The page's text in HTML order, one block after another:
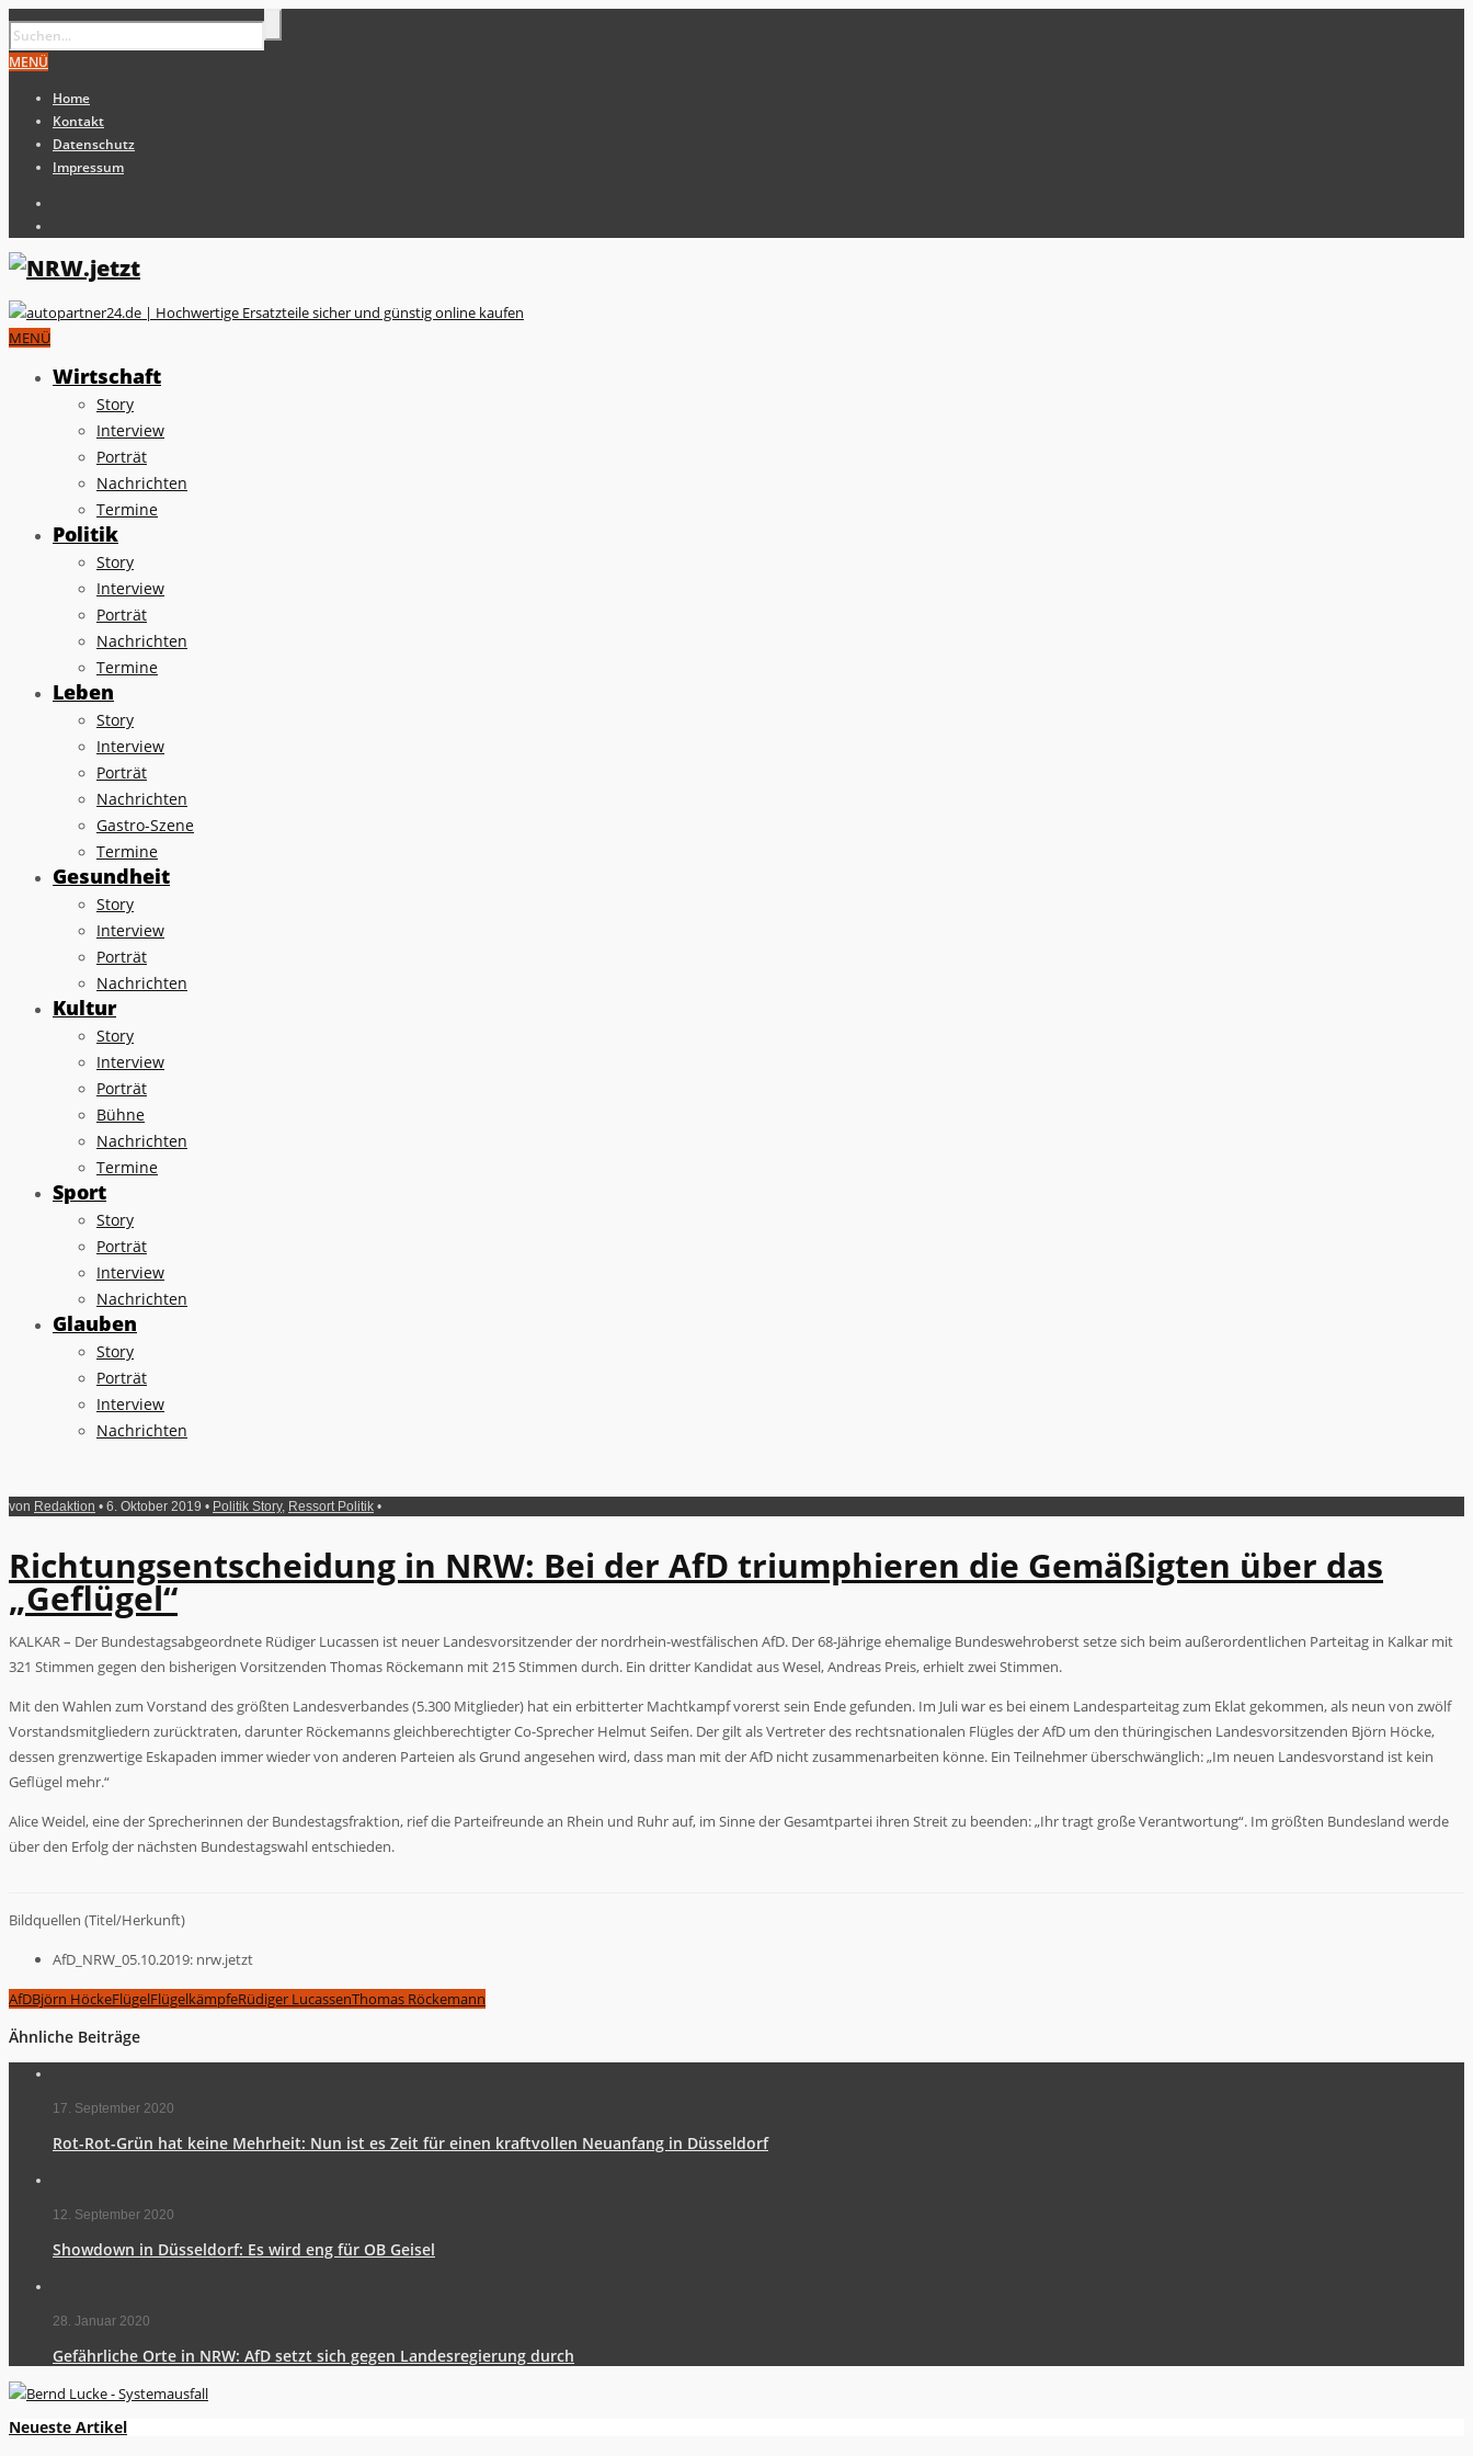
MENÜ
Home
Kontakt
Datenschutz
Impressum
MENÜ
Wirtschaft
Story
Interview
Porträt
Nachrichten
Termine
Politik
Story
Interview
Porträt
Nachrichten
Termine
Leben
Story
Interview
Porträt
Nachrichten
Gastro-Szene
Termine
Gesundheit
Story
Interview
Porträt
Nachrichten
Kultur
Story
Interview
Porträt
Bühne
Nachrichten
Termine
Sport
Story
Porträt
Interview
Nachrichten
Glauben
Story
Porträt
Interview
Nachrichten
von Redaktion • 6. Oktober 2019 • Politik Story, Ressort Politik •
Richtungsentscheidung in NRW: Bei der AfD triumphieren die Gemäßigten über das
„Geflügel“
KALKAR – Der Bundestagsabgeordnete Rüdiger Lucassen ist neuer Landesvorsitzender der nordrhein-westfälischen AfD. Der 68-Jährige ehemalige Bundeswehroberst setze sich beim außerordentlichen Parteitag in Kalkar mit
321 Stimmen gegen den bisherigen Vorsitzenden Thomas Röckemann mit 215 Stimmen durch. Ein dritter Kandidat aus Wesel, Andreas Preis, erhielt zwei Stimmen.
Mit den Wahlen zum Vorstand des größten Landesverbandes (5.300 Mitglieder) hat ein erbitterter Machtkampf vorerst sein Ende gefunden. Im Juli war es bei einem Landesparteitag zum Eklat gekommen, als neun von zwölf
Vorstandsmitgliedern zurücktraten, darunter Röckemanns gleichberechtigter Co-Sprecher Helmut Seifen. Der gilt als Vertreter des rechtsnationalen Flügles der AfD um den thüringischen Landesvorsitzenden Björn Höcke,
dessen grenzwertige Eskapaden immer wieder von anderen Parteien als Grund angesehen wird, dass man mit der AfD nicht zusammenarbeiten könne. Ein Teilnehmer überschwänglich: „Im neuen Landesvorstand ist kein
Geflügel mehr.“
Alice Weidel, eine der Sprecherinnen der Bundestagsfraktion, rief die Parteifreunde an Rhein und Ruhr auf, im Sinne der Gesamtpartei ihren Streit zu beenden: „Ihr tragt große Verantwortung“. Im größten Bundesland werde
über den Erfolg der nächsten Bundestagswahl entschieden.
Bildquellen (Titel/Herkunft)
AfD_NRW_05.10.2019: nrw.jetzt
AfDBjörn HöckeFlügelFlügelkämpfeRüdiger LucassenThomas Röckemann
Ähnliche Beiträge
17. September 2020
Rot-Rot-Grün hat keine Mehrheit: Nun ist es Zeit für einen kraftvollen Neuanfang in Düsseldorf
12. September 2020
Showdown in Düsseldorf: Es wird eng für OB Geisel
28. Januar 2020
Gefährliche Orte in NRW: AfD setzt sich gegen Landesregierung durch
Neueste Artikel